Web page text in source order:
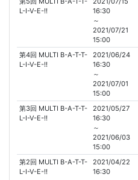
L-I-V-E-!!
16:30
～
2021/07/21
15:00
第4回 MULTI B-A-T-T-
L-I-V-E-!!
2021/06/24
16:30
～
2021/07/01
15:00
第3回 MULTI B-A-T-T-
L-I-V-E-!!
2021/05/27
16:30
～
2021/06/03
15:00
第2回 MULTI B-A-T-T-
L-I-V-E-!!
2021/04/22
16:30